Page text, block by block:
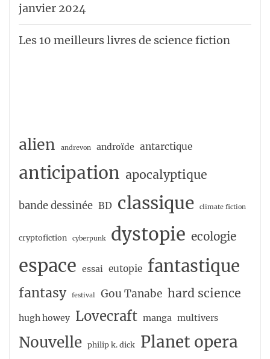
janvier 2024
Les 10 meilleurs livres de science fiction
alien andrevon androïde antarctique
anticipation apocalyptique
bande dessinée BD classique climate fiction
cryptofiction cyberpunk dystopie ecologie
espace essai eutopie fantastique
fantasy festival Gou Tanabe hard science
hugh howey Lovecraft manga multivers
Nouvelle philip k. dick Planet opera